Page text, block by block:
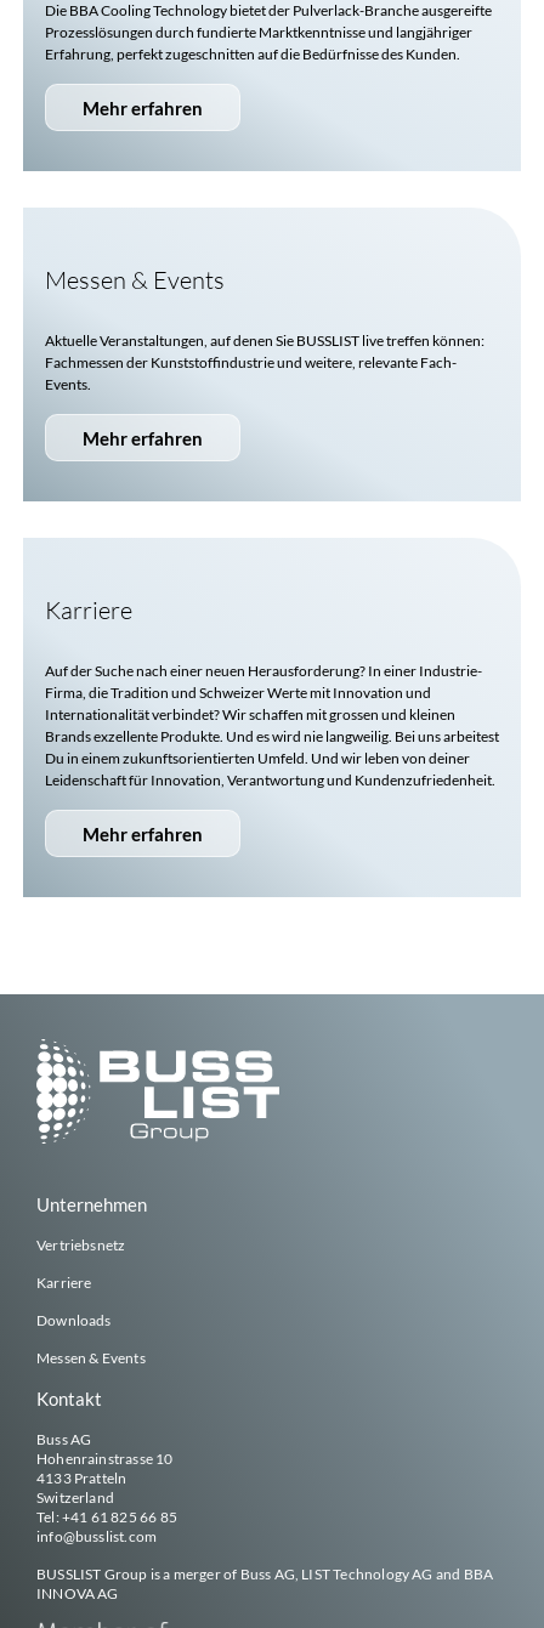
Die BBA Cooling Technology bietet der Pulverlack-Branche ausgereifte
Prozesslösungen durch fundierte Marktkenntnisse und langjähriger
Erfahrung, perfekt zugeschnitten auf die Bedürfnisse des Kunden.
Mehr erfahren
Messen & Events
Aktuelle Veranstaltungen, auf denen Sie BUSSLISTlive treffen können:
Fachmessen der Kunststoffindustrie und weitere, relevante Fach-
Events.
Mehr erfahren
Karriere
Auf der Suche nach einer neuen Herausforderung? In einer Industrie-
Firma, die Tradition und Schweizer Werte mit Innovation und
Internationalität verbindet? Wir schaffen mit grossen und kleinen
Brands exzellente Produkte. Und es wird nie langweilig. Bei uns arbeitest
Du in einem zukunftsorientierten Umfeld. Und wir leben von deiner
Leidenschaft für Innovation, Verantwortung und Kundenzufriedenheit.
Mehr erfahren
Unternehmen
Vertriebsnetz
Karriere
Downloads
Messen & Events
Kontakt
Buss AG
Hohenrainstrasse 10
4133 Pratteln
Switzerland
Tel:+41 61 825 66 85
info@busslist.com
BUSSLIST Group is a merger of Buss AG, LIST Technology AG and BBA
INNOVA AG